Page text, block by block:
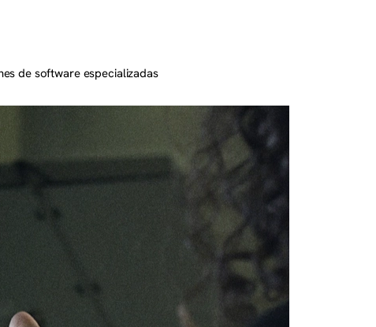
de software especializadas